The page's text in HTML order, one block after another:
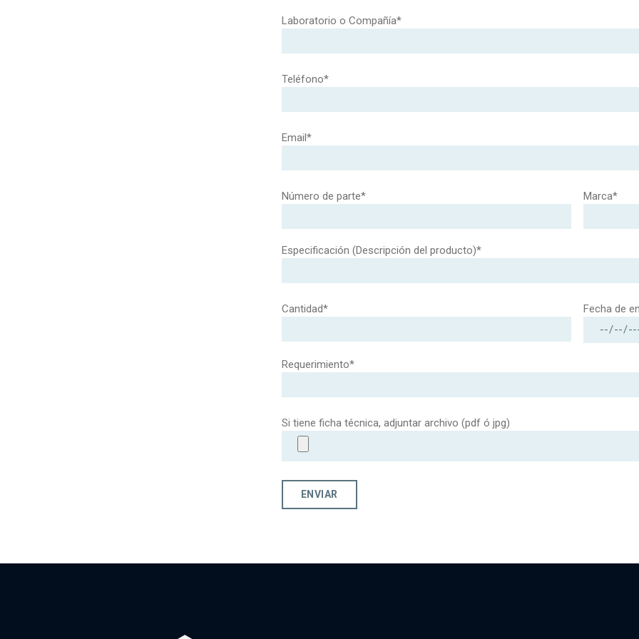
Laboratorio o Compañía*
Teléfono*
Email*
Número de parte* Marca*
Especificación (Descripción del producto)*
Cantidad* Fecha de
Requerimiento*
Si tiene ficha técnica, adjuntar archivo (pdf ó jpg)